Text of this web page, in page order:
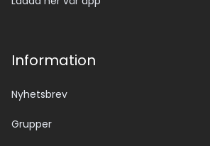
Information
Nyhetsbrev
Grupper